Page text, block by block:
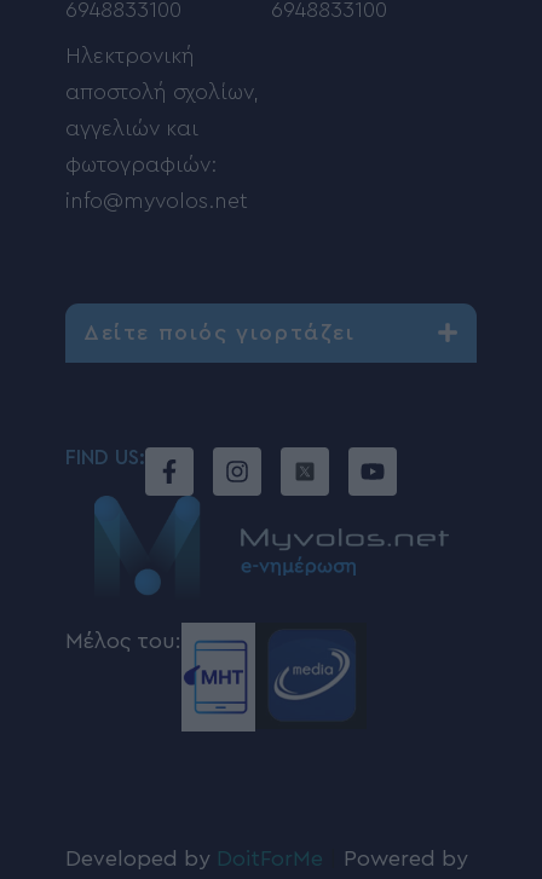
6948833100
Ηλεκτρονική
αποστολή σχολίων,
αγγελιών και
φωτογραφιών:
info@myvolos.net
6948833100
Δείτε ποιός γιορτάζει
FIND US:
Μέλος του:
Developed by DoitForMe Powered by